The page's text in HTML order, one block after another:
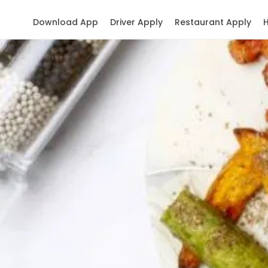
Restaurant Apply
Driver Apply
Download App